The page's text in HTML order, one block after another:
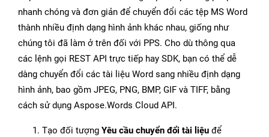
nhanh chóng và đơn giản để chuyển đổi các tệp MS Word
thành nhiều định dạng hình ảnh khác nhau, giống như
chúng tôi đã làm ở trên đối với PPS. Cho dù thông qua
các lệnh gọi REST API trực tiếp hay SDK, bạn có thể dễ
dàng chuyển đổi các tài liệu Word sang nhiều định dạng
hình ảnh, bao gồm JPEG, PNG, BMP, GIF và TIFF, bằng
cách sử dụng Aspose.Words Cloud API.
Tạo đối tượng Yêu cầu chuyển đổi tài liệu để